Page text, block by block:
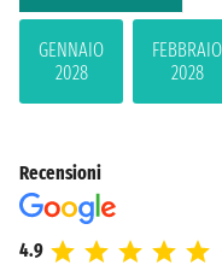
GENNAIO
2028
FEBBRAIO
2028
Recensioni
4.9